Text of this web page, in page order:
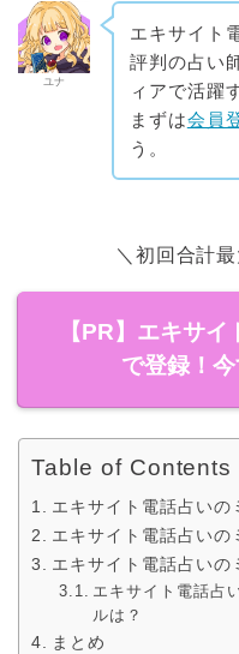
ユナ
エキサイト
評判の占い
ィアで活躍
まずは会員
う。
＼初回合計
【PR】エキサ
で登録！
Table of Contents
エキサイト電話占いの
エキサイト電話占いの
エキサイト電話占いの
エキサイト電話占
ルは？
まとめ